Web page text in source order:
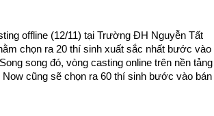
offline (12/11) tại Trường ĐH Nguyễn Tất
chọn ra 20 thí sinh xuất sắc nhất bước vào
song đó, vòng casting online trên nền tảng
Now cũng sẽ chọn ra 60 thí sinh bước vào bán